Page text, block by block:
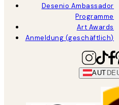
Desenio Ambassador
Programme
Art Awards
Anmeldung (geschäftlich)
AUT